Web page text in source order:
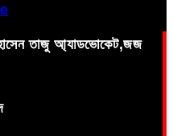
তাজু আ্যাডভোকেট,জজ